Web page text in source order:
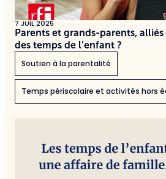
7 JUIL 2025
Parents et grands-parents,
des temps de l’enfant ?
Soutien à la parentalité
Temps périscolaire et activités hors